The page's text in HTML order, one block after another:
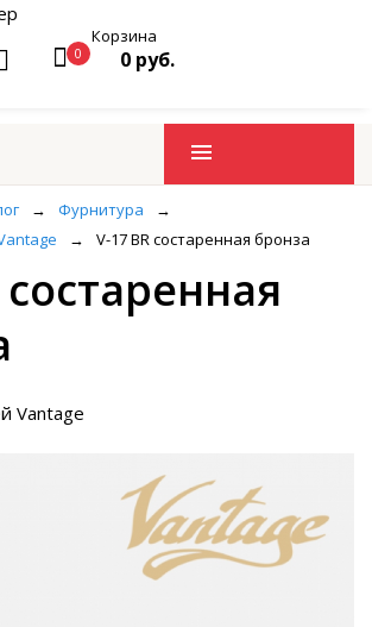
0
Корзина
0 руб.
Промо товары
→ Фурнитура
→
→ V-17 BR состаренная бронза
состаренная
Vantage